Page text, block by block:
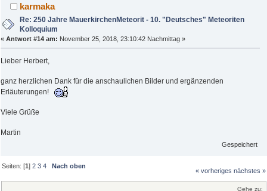
karmaka
Re: 250 Jahre MauerkirchenMeteorit - 10. "Deutsches" Meteoriten
Kolloquium
« Antwort #14 am: November 25, 2018, 23:10:42 Nachmittag »
Lieber Herbert,
ganz herzlichen Dank für die anschaulichen Bilder und ergänzenden
Erläuterungen!
Viele Grüße
Martin
Gespeichert
Seiten: [1]2 3 4 Nach oben
« vorheriges nächstes »
Gehe zu: